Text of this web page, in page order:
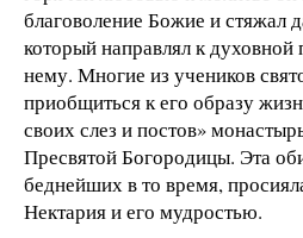
благоволение Божие и стяжал
который направлял к
нему. Многие из учеников
приобщиться к его образу
своих слез и постов»
Пресвятой Богородицы. Эта
беднейших в то время,
Нектария и его мудростью.